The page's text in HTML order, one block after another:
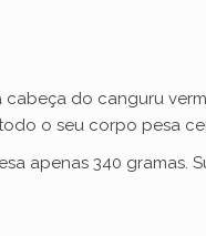
do canguru
o seu corpo pesa
apenas 340 gramas.